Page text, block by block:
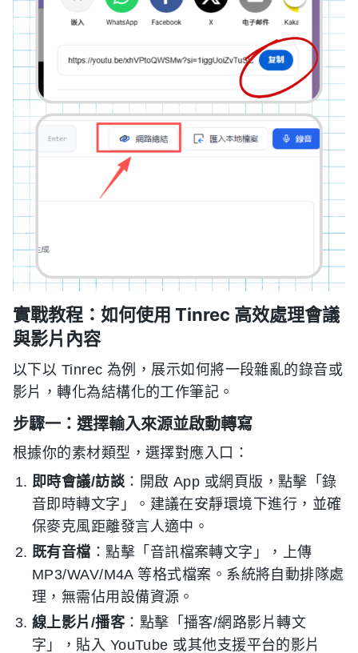
實戰教程：如何使用 Tinrec 高效處理會議
與影片內容
以下以 Tinrec 為例，展示如何將一段雜亂的錄音或
影片，轉化為結構化的工作筆記。
步驟一：選擇輸入來源並啟動轉寫
根據你的素材類型，選擇對應入口：
即時會議/訪談：開啟 App 或網頁版，點擊「錄
音即時轉文字」。建議在安靜環境下進行，並確
保麥克風距離發言人適中。
既有音檔 ：點擊「音訊檔案轉文字」，上傳
MP3/WAV/M4A 等格式檔案。系統將自動排隊處
理，無需佔用設備資源。
線上影片/播客：點擊「播客/網路影片轉文
字」，貼入 YouTube 或其他支援平台的影片